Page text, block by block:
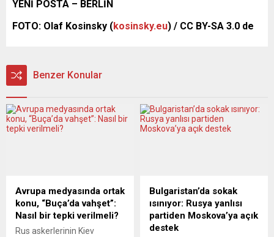
YENİ POSTA – BERLİN
FOTO: Olaf Kosinsky (kosinsky.eu) / CC BY-SA 3.0 de
Benzer Konular
Avrupa medyasında ortak
konu, “Buça’da vahşet”:
Nasıl bir tepki verilmeli?
Rus askerlerinin Kiev
Bulgaristan’da sokak
ısınıyor: Rusya yanlısı
partiden Moskova’ya açık
destek